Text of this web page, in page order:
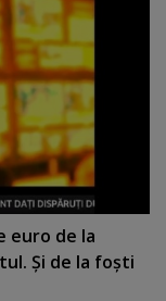
euro de la
Şi de la foşti